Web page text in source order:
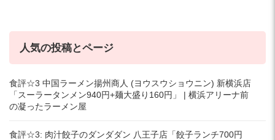
人気の投稿とページ
食評☆3 中国ラーメン揚州商人 (ヨウスウショウニン) 新横浜店
「スーラータンメン940円+麺大盛り160円」 | 横浜アリーナ前
の凝ったラーメン屋
食評☆3: 肉汁餃子のダンダダン 八王子店「餃子ランチ700円